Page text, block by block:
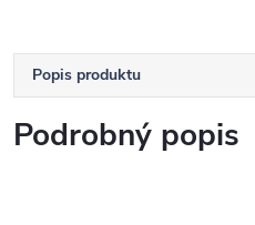
Popis produktu
Podrobný popis